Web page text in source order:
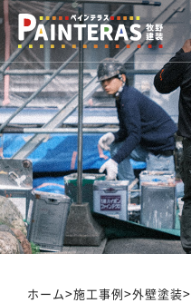
ホーム>施工事例>外壁塗装>